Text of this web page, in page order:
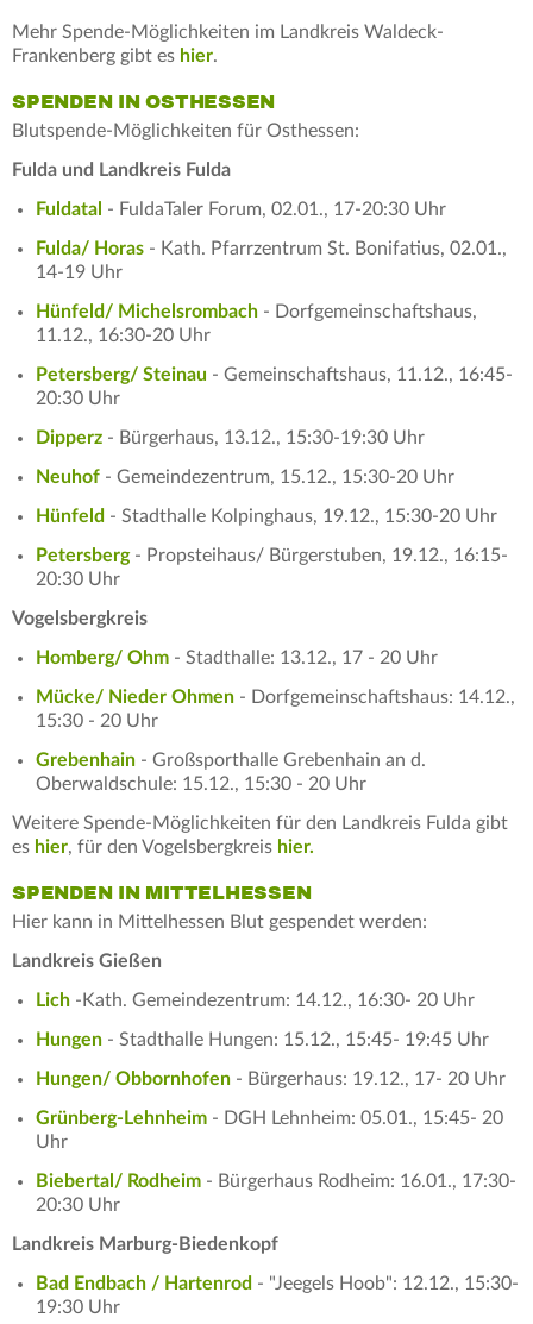
Mehr Spende-Möglichkeiten im Landkreis Waldeck-
Frankenberg gibt es hier.
SPENDEN IN OSTHESSEN
Blutspende-Möglichkeiten für Osthessen:
Fulda und Landkreis Fulda
Fuldatal - FuldaTaler Forum, 02.01., 17-20:30 Uhr
Fulda/ Horas - Kath. Pfarrzentrum St. Bonifatius, 02.01.,
14-19 Uhr
Hünfeld/ Michelsrombach - Dorfgemeinschaftshaus,
11.12., 16:30-20 Uhr
Petersberg/ Steinau - Gemeinschaftshaus, 11.12., 16:45-
20:30 Uhr
Dipperz - Bürgerhaus, 13.12., 15:30-19:30 Uhr
Neuhof - Gemeindezentrum, 15.12., 15:30-20 Uhr
Hünfeld - Stadthalle Kolpinghaus, 19.12., 15:30-20 Uhr
Petersberg- Propsteihaus/ Bürgerstuben, 19.12., 16:15-
20:30 Uhr
Vogelsbergkreis
Homberg/ Ohm - Stadthalle: 13.12., 17 - 20 Uhr
Mücke/ Nieder Ohmen - Dorfgemeinschaftshaus: 14.12.,
15:30 - 20 Uhr
Grebenhain - Großsporthalle Grebenhain an d.
Oberwaldschule: 15.12., 15:30 - 20 Uhr
Weitere Spende-Möglichkeiten für den Landkreis Fulda gibt
es hier, für den Vogelsbergkreis hier.
SPENDEN IN MITTELHESSEN
Hier kann in Mittelhessen Blut gespendet werden:
Landkreis Gießen
Lich -Kath. Gemeindezentrum: 14.12., 16:30- 20 Uhr
Hungen - Stadthalle Hungen: 15.12., 15:45- 19:45 Uhr
Hungen/ Obbornhofen - Bürgerhaus: 19.12., 17- 20 Uhr
Grünberg-Lehnheim - DGH Lehnheim: 05.01., 15:45- 20
Uhr
Biebertal/ Rodheim - Bürgerhaus Rodheim: 16.01., 17:30-
20:30 Uhr
Landkreis Marburg-Biedenkopf
Bad Endbach / Hartenrod - "Jeegels Hoob": 12.12., 15:30-
19:30 Uhr